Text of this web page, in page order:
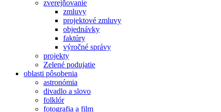
zverejňovanie
zmluvy
projektové zmluvy
objednávky
faktúry
výročné správy
projekty
Zelené podujatie
oblasti pôsobenia
astronómia
divadlo a slovo
folklór
fotografia a film